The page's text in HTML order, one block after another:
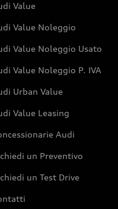
Value
Value Noleggio
Value Noleggio Usato
Value Noleggio P. IVA
Urban Value
Value Leasing
Audi
un Preventivo
un Test Drive